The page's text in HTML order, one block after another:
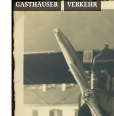
GASTHÄUSER VERKEHR